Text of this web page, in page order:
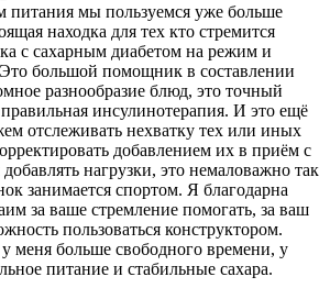
питания мы пользуемся уже больше
находка для тех кто стремится
с сахарным диабетом на режим и
Это большой помощник в составлении
разнообразие блюд, это точный
инсулинотерапия. И это ещё
отслеживать нехватку тех или иных
добавлением их в приём с
нагрузки, это немаловажно так
занимается спортом. Я благодарна
за ваше стремление помогать, за ваш
пользоваться конструктором.
меня больше свободного времени, у
питание и стабильные сахара.